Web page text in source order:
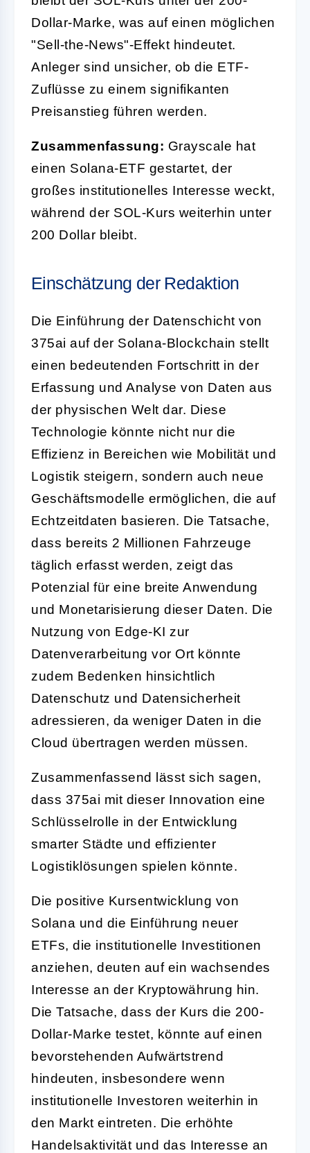
Dollar-Marke, was auf einen möglichen
"Sell-the-News"-Effekt hindeutet.
Anleger sind unsicher, ob die ETF-
Zuflüsse zu einem signifikanten
Preisanstieg führen werden.
Zusammenfassung: Grayscale hat
einen Solana-ETF gestartet, der
großes institutionelles Interesse weckt,
während der SOL-Kurs weiterhin unter
200 Dollar bleibt.
Einschätzung der Redaktion
Die Einführung der Datenschicht von
375ai auf der Solana-Blockchain stellt
einen bedeutenden Fortschritt in der
Erfassung und Analyse von Daten aus
der physischen Welt dar. Diese
Technologie könnte nicht nur die
Effizienz in Bereichen wie Mobilität und
Logistik steigern, sondern auch neue
Geschäftsmodelle ermöglichen, die auf
Echtzeitdaten basieren. Die Tatsache,
dass bereits 2 Millionen Fahrzeuge
täglich erfasst werden, zeigt das
Potenzial für eine breite Anwendung
und Monetarisierung dieser Daten. Die
Nutzung von Edge-KI zur
Datenverarbeitung vor Ort könnte
zudem Bedenken hinsichtlich
Datenschutz und Datensicherheit
adressieren, da weniger Daten in die
Cloud übertragen werden müssen.
Zusammenfassend lässt sich sagen,
dass 375ai mit dieser Innovation eine
Schlüsselrolle in der Entwicklung
smarter Städte und effizienter
Logistiklösungen spielen könnte.
Die positive Kursentwicklung von
Solana und die Einführung neuer
ETFs, die institutionelle Investitionen
anziehen, deuten auf ein wachsendes
Interesse an der Kryptowährung hin.
Die Tatsache, dass der Kurs die 200-
Dollar-Marke testet, könnte auf einen
bevorstehenden Aufwärtstrend
hindeuten, insbesondere wenn
institutionelle Investoren weiterhin in
den Markt eintreten. Die erhöhte
Handelsaktivität und das Interesse an